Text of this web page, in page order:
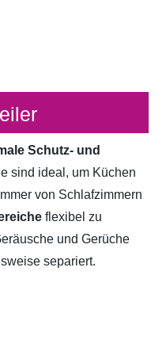
Schutz- und
sind ideal, um Küchen
von Schlafzimmern
flexibel zu
und Gerüche
separiert.